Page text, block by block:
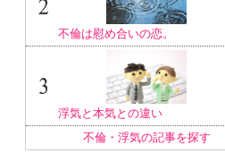
不倫は慰め合いの恋。
浮気と本気との違い
不倫・浮気の記事を探す